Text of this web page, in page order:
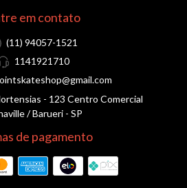
em contato
(11) 94057-1521
1141921710
- 123 Centro Comercial
/ Barueri - SP
de pagamento